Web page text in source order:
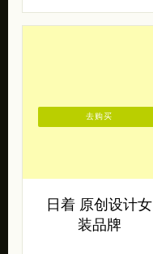
日着 原创设计女
装品牌
去购买